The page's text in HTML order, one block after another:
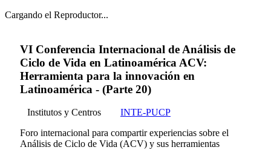
Cargando el Reproductor...
VI Conferencia Internacional de Análisis de
Ciclo de Vida en Latinoamérica ACV:
Herramienta para la innovación en
Latinoamérica - (Parte 20)
Institutos y Centros
INTE-PUCP
Foro internacional para compartir experiencias sobre el
Análisis de Ciclo de Vida (ACV) y sus herramientas